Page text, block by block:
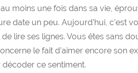
moins une fois dans sa vie,
date un peu. Aujourd’hui, c’est
lire ses lignes. Vous êtes sans
le fait d’aimer encore son
ce sentiment.